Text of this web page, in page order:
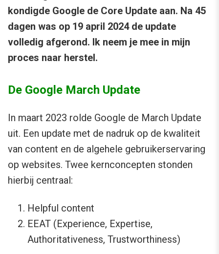
kondigde Google de Core Update aan. Na 45
dagen was op 19 april 2024 de update
volledig afgerond. Ik neem je mee in mijn
proces naar herstel.
De Google March Update
In maart 2023 rolde Google de March Update
uit. Een update met de nadruk op de kwaliteit
van content en de algehele gebruikerservaring
op websites. Twee kernconcepten stonden
hierbij centraal:
Helpful content
EEAT (Experience, Expertise,
Authoritativeness, Trustworthiness)